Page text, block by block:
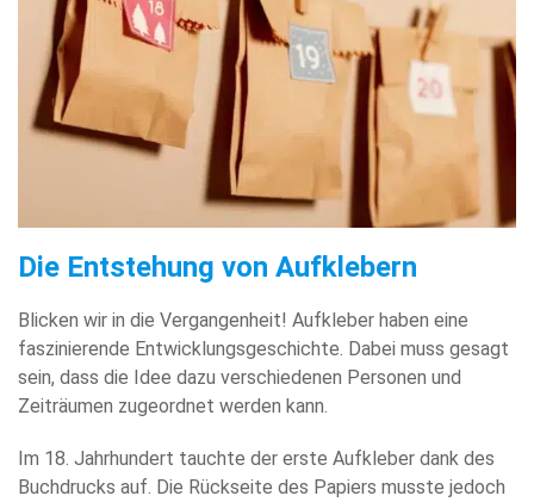
Die Entstehung von Aufklebern
Blicken wir in die Vergangenheit! Aufkleber haben eine
faszinierende Entwicklungsgeschichte. Dabei muss gesagt
sein, dass die Idee dazu verschiedenen Personen und
Zeiträumen zugeordnet werden kann.
Im 18. Jahrhundert tauchte der erste Aufkleber dank des
Buchdrucks auf. Die Rückseite des Papiers musste jedoch